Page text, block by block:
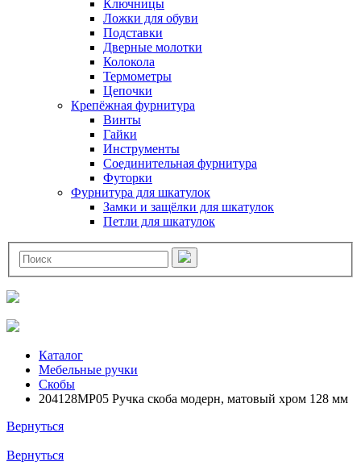
Ключницы
Ложки для обуви
Подставки
Дверные молотки
Колокола
Термометры
Цепочки
Крепёжная фурнитура
Винты
Гайки
Инструменты
Соединительная фурнитура
Футорки
Фурнитура для шкатулок
Замки и защёлки для шкатулок
Петли для шкатулок
Каталог
Мебельные ручки
Скобы
204128MP05 Ручка скоба модерн, матовый хром 128 мм
Вернуться
Вернуться